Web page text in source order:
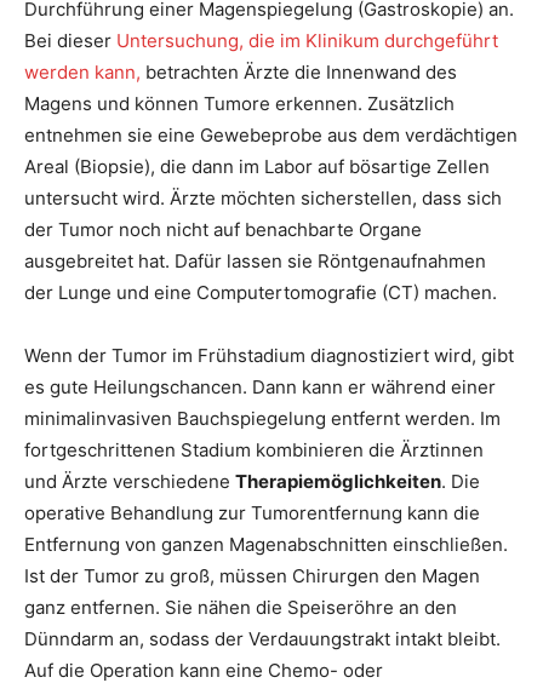
Durchführung einer Magenspiegelung (Gastroskopie) an.
Bei dieser Untersuchung, die im Klinikum durchgeführt
werden kann, betrachten Ärzte die Innenwand des
Magens und können Tumore erkennen. Zusätzlich
entnehmen sie eine Gewebeprobe aus dem verdächtigen
Areal (Biopsie), die dann im Labor auf bösartige Zellen
untersucht wird. Ärzte möchten sicherstellen, dass sich
der Tumor noch nicht auf benachbarte Organe
ausgebreitet hat. Dafür lassen sie Röntgenaufnahmen
der Lunge und eine Computertomografie (CT) machen.
Wenn der Tumor im Frühstadium diagnostiziert wird, gibt
es gute Heilungschancen. Dann kann er während einer
minimalinvasiven Bauchspiegelung entfernt werden. Im
fortgeschrittenen Stadium kombinieren die Ärztinnen
und Ärzte verschiedene Therapiemöglichkeiten. Die
operative Behandlung zur Tumorentfernung kann die
Entfernung von ganzen Magenabschnitten einschließen.
Ist der Tumor zu groß, müssen Chirurgen den Magen
ganz entfernen. Sie nähen die Speiseröhre an den
Dünndarm an, sodass der Verdauungstrakt intakt bleibt.
Auf die Operation kann eine Chemo- oder